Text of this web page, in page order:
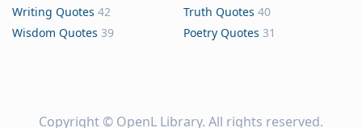
Writing Quotes 42 Truth Quotes 40
Wisdom Quotes 39 Poetry Quotes 31
Copyright © OpenL Library. All rights reserved.